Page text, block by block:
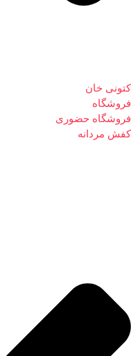
کتونی خان
فروشگاه
فروشگاه حضوری
کفش مردانه